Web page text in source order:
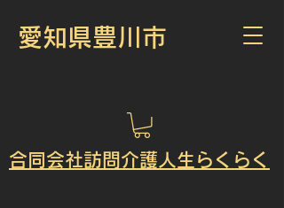
​愛知県豊川市
​合同会社訪問介護人生らくらく